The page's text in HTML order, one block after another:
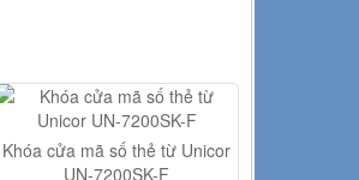
Khóa cửa mã số thẻ từ Unicor
UN-7200SK-F